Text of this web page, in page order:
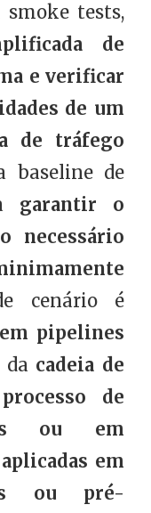
smoke tests,
de
e verificar
de um
de tráfego
baseline de
garantir o
necessário
cenário é
pipelines
da cadeia de
de
ou em
em
ou pré-